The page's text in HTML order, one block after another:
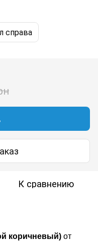
справа
К сравнению
коричневый) от